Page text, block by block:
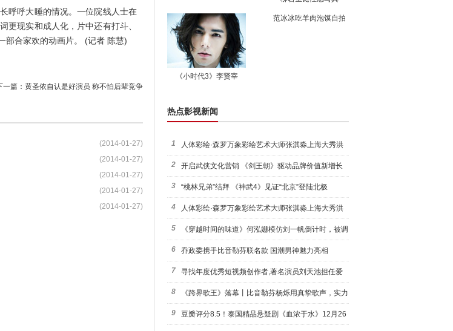
呼大睡的情况。一位院线人士在
更现实和成人化，片中还有打斗、
部合家欢的动画片。 (记者 陈慧)
一篇： 黄圣依自认是好演员 称不怕后辈竞争
(2014-01-27)
(2014-01-27)
(2014-01-27)
(2014-01-27)
(2014-01-27)
《小时代3》李贤宰
范冰冰吃羊肉泡馍自拍
热点影视新闻
1 人体彩绘·森罗万象彩绘艺术大师张淇淼上海大秀洪
荒宇宙
2 开启武侠文化营销 《剑王朝》驱动品牌价值新增长
3 “桃林兄弟”结拜 《神武4》见证“北京”登陆北极
4 人体彩绘·森罗万象彩绘艺术大师张淇淼上海大秀洪
荒宇宙
5 《穿越时间的味道》何泓姗模仿刘一帆倒计时，被调
侃“学人
6 乔政委携手比音勒芬联名款 国潮男神魅力亮相
7 寻找年度优秀短视频创作者,著名演员刘天池担任爱
奇艺号"奇
8 《跨界歌王》落幕丨比音勒芬杨烁用真挚歌声，实力
圈粉!
9 豆瓣评分8.5！泰国精品悬疑剧《血浓于水》12月26